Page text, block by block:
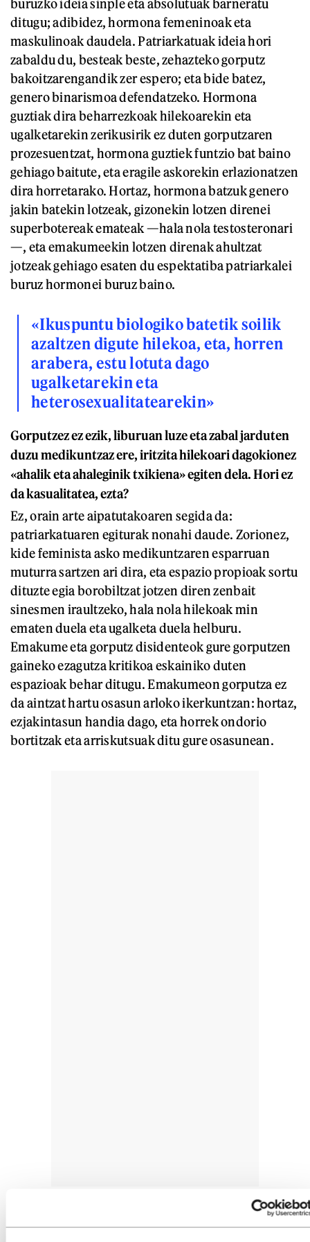
buruzko ideia sinple eta absolutuak barneratu
ditugu; adibidez, hormona femeninoak eta
maskulinoak daudela. Patriarkatuak ideia hori
zabaldu du, besteak beste, zehazteko gorputz
bakoitzarengandik zer espero; eta bide batez,
genero binarismoa defendatzeko. Hormona
guztiak dira beharrezkoak hilekoarekin eta
ugalketarekin zerikusirik ez duten gorputzaren
prozesuentzat, hormona guztiek funtzio bat baino
gehiago baitute, eta eragile askorekin erlazionatzen
dira horretarako. Hortaz, hormona batzuk genero
jakin batekin lotzeak, gizonekin lotzen direnei
superbotereak emateak —hala nola testosteronari
—, eta emakumeekin lotzen direnak ahultzat
jotzeak gehiago esaten du espektatiba patriarkalei
buruz hormonei buruz baino.
«Ikuspuntu biologiko batetik soilik
azaltzen digute hilekoa, eta, horren
arabera, estu lotuta dago
ugalketarekin eta
heterosexualitatearekin»
Gorputzez ez ezik, liburuan luze eta zabal jarduten
duzu medikuntzaz ere, iritzita hilekoari dagokionez
«ahalik eta ahaleginik txikiena» egiten dela. Hori ez
da kasualitatea, ezta?
Ez, orain arte aipatutakoaren segida da:
patriarkatuaren egiturak nonahi daude. Zorionez,
kide feminista asko medikuntzaren esparruan
muturra sartzen ari dira, eta espazio propioak sortu
dituzte egia borobiltzat jotzen diren zenbait
sinesmen iraultzeko, hala nola hilekoak min
ematen duela eta ugalketa duela helburu.
Emakume eta gorputz disidenteok gure gorputzen
gaineko ezagutza kritikoa eskainiko duten
espazioak behar ditugu. Emakumeon gorputza ez
da aintzat hartu osasun arloko ikerkuntzan: hortaz,
ezjakintasun handia dago, eta horrek ondorio
bortitzak eta arriskutsuak ditu gure osasunean.